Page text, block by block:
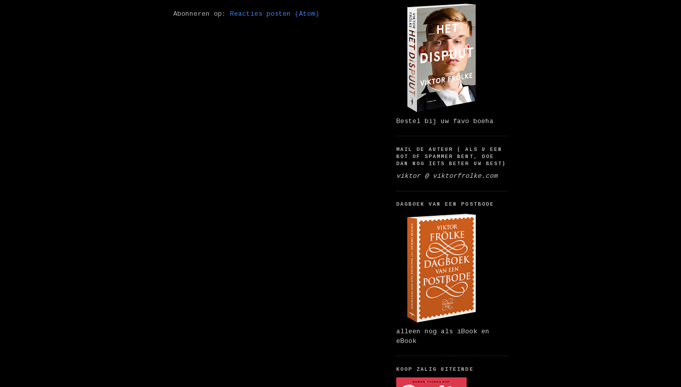
Abonneren op: Reacties posten (Atom)
Bestel bij uw favo boeha
MAIL DE AUTEUR ( ALS U EEN
BOT OF SPAMMER BENT, DOE
DAN NOG IETS BETER UW BEST)
viktor @ viktorfrolke.com
DAGBOEK VAN EEN POSTBODE
alleen nog als iBook en
eBook
KOOP ZALIG UITEINDE